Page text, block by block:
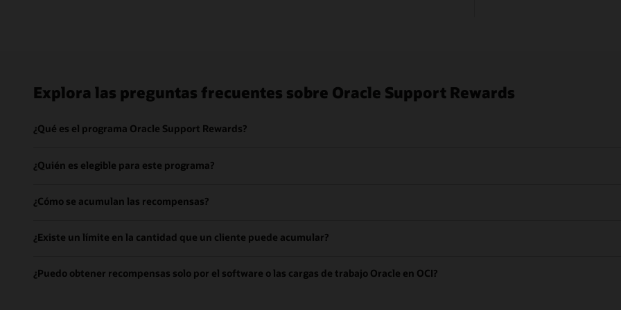
Explora las preguntas frecuentes sobre Oracle Support Rewards
¿Qué es el programa Oracle Support Rewards?
¿Quién es elegible para este programa?
¿Cómo se acumulan las recompensas?
¿Existe un límite en la cantidad que un cliente puede acumular?
¿Puedo obtener recompensas solo por el software o las cargas de trabajo Oracle en OCI?